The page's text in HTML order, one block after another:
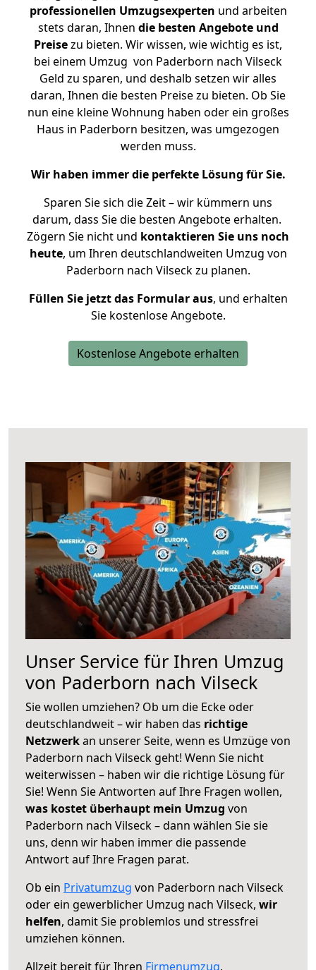
professionellen Umzugsexperten und arbeiten
stets daran, Ihnen die besten Angebote und
Preisezu bieten. Wir wissen, wie wichtig es ist,
bei einem Umzug von Paderborn nach Vilseck
Geld zu sparen, und deshalb setzen wir alles
daran, Ihnen die besten Preise zu bieten. Ob Sie
nun eine kleine Wohnung haben oder ein großes
Haus in Paderborn besitzen, was umgezogen
werden muss.
Wir haben immer die perfekte Lösung für Sie.
Sparen Sie sich die Zeit – wir kümmern uns
darum, dass Sie die besten Angebote erhalten.
Zögern Sie nicht und kontaktieren Sie uns noch
heute, um Ihren deutschlandweiten Umzug von
Paderborn nach Vilseck zu planen.
Füllen Sie jetzt das Formular aus, und erhalten
Sie kostenlose Angebote.
Kostenlose Angebote erhalten
Unser Service für Ihren Umzug
von Paderborn nach Vilseck
Sie wollen umziehen? Ob um die Ecke oder
deutschlandweit – wir haben das richtige
Netzwerkan unserer Seite, wenn es Umzüge von
Paderborn nach Vilseck geht! Wenn Sie nicht
weiterwissen – haben wir die richtige Lösung für
Sie! Wenn Sie Antworten auf Ihre Fragen wollen,
was kostet überhaupt mein Umzug von
Paderborn nach Vilseck – dann wählen Sie sie
uns, denn wir haben immer die passende
Antwort auf Ihre Fragen parat.
Ob ein Privatumzug von Paderborn nach Vilseck
oder ein gewerblicher Umzug nach Vilseck, wir
helfen, damit Sie problemlos und stressfrei
umziehen können.
Allzeit bereit für Ihren Firmenumzug,